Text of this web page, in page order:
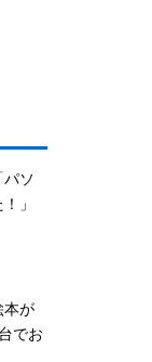
ソ
」
本が
でお